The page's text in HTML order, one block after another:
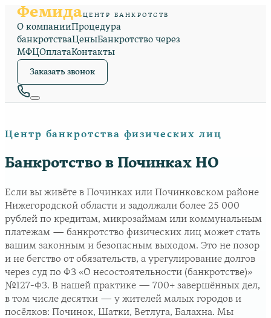
ФемидаЦЕНТР БАНКРОТСТВ
О компанииПроцедура
банкротстваЦеныБанкротство через
МФЦОплатаКонтакты
Заказать звонок
Центр банкротства физических лиц
Банкротство в Починках НО
Если вы живёте в Починках или Починковском районе
Нижегородской области и задолжали более 25 000
рублей по кредитам, микрозаймам или коммунальным
платежам — банкротство физических лиц может стать
вашим законным и безопасным выходом. Это не позор
и не бегство от обязательств, а урегулирование долгов
через суд по ФЗ «О несостоятельности (банкротстве)»
№127-ФЗ. В нашей практике — 700+ завершённых дел,
в том числе десятки — у жителей малых городов и
посёлков: Починок, Шатки, Ветлуга, Балахна. Мы